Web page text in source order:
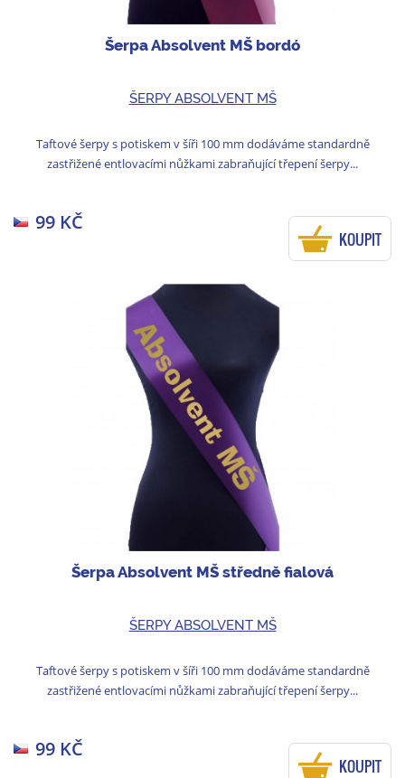
Šerpa Absolvent MŠ bordó
ŠERPY ABSOLVENT MŠ
Taftové šerpy s potiskem v šíři 100 mm dodáváme standardně
zastřižené entlovacími nůžkami zabraňující třepení šerpy...
99 KČ
KOUPIT
Šerpa Absolvent MŠ středně fialová
ŠERPY ABSOLVENT MŠ
Taftové šerpy s potiskem v šíři 100 mm dodáváme standardně
zastřižené entlovacími nůžkami zabraňující třepení šerpy...
99 KČ
KOUPIT